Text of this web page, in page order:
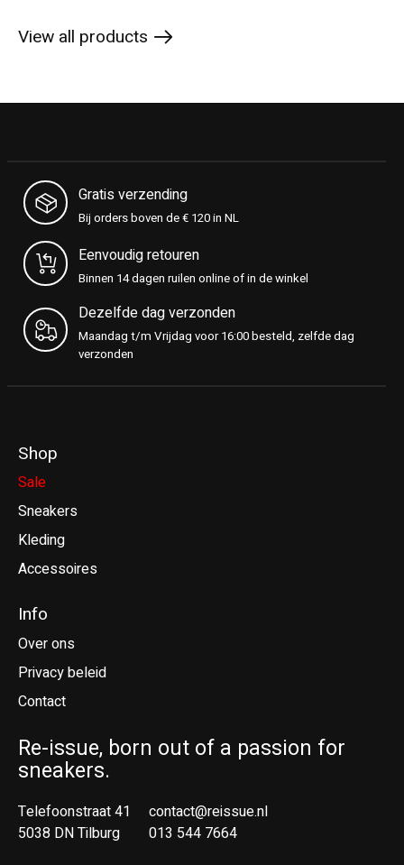
View all products
Gratis verzending
Bij orders boven de € 120 in NL
Eenvoudig retouren
Binnen 14 dagen ruilen online of in de winkel
Dezelfde dag verzonden
Maandag t/m Vrijdag voor 16:00 besteld, zelfde dag
verzonden
Shop
Sale
Sneakers
Kleding
Accessoires
Info
Over ons
Privacy beleid
Contact
Re-issue, born out of a passion for
sneakers.
Telefoonstraat 41
5038 DN Tilburg
contact@reissue.nl
013 544 7664